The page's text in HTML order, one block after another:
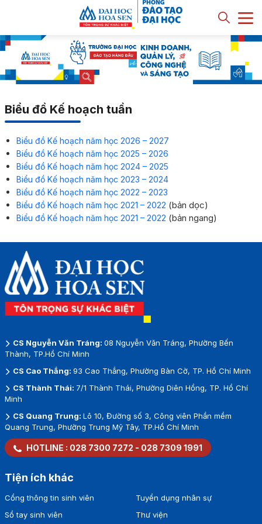
Biểu đồ Kế hoạch tuần
Biểu đồ Kế hoạch năm học 2026 – 2027
Biểu đồ Kế hoạch năm học 2025 – 2026
Biểu đồ Kế hoạch năm học 2024 – 2025
Biểu đồ Kế hoạch năm học 2023 – 2024
Biểu đồ Kế hoạch năm học 2022 – 2023
Biểu đồ Kế hoạch năm học 2021 – 2022 (bản dọc)
Biểu đồ Kế hoạch năm học 2021 – 2022 (bản ngang)
CS Nguyễn Văn Tráng: 08 Nguyễn Văn Tráng, Phường Bến
Thành, TP.Hồ Chí Minh
CS Cao Thắng: 93 Cao Thắng, Phường Bàn Cờ, TP. Hồ Chí Minh
CS Thành Thái: 7/1 Thành Thái, Phường Diên Hồng, TP. Hồ Chí
Minh
CS Quang Trung: Lô 10, Đường số 3, Công viên Phần mềm
Quang Trung, Phường Trung Mỹ Tây, TP.Hồ Chí Minh
HOTLINE : 028 7300 7272 - 028 7309 1991
Tiện ích khác
Cổng thông tin sinh viên
Sổ tay sinh viên
Tuyển dụng nhân sự
Thư viện